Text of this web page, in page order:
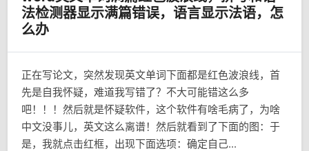
法检测器显示满篇错误，语言显示法语，怎
么办
正在写论文，突然发现英文单词下面都是红色波浪线，首
先是自我怀疑，难道我写错了？不大可能错这么多
吧！！！然后就是怀疑软件，这个软件有啥毛病了，为啥
中文没事儿，英文这么离谱！然后就看到了下面的图：于
是，我就点击红框，出现下面选项：确定自己...